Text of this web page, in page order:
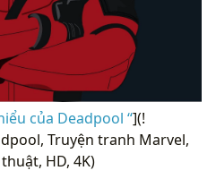
của Deadpool “](!
Truyện tranh Marvel,
HD, 4K)